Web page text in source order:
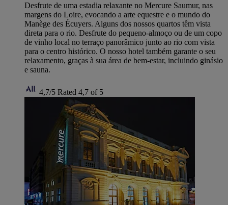
Desfrute de uma estadia relaxante no Mercure Saumur, nas
margens do Loire, evocando a arte equestre e o mundo do
Manège des Écuyers. Alguns dos nossos quartos têm vista
direta para o rio. Desfrute do pequeno-almoço ou de um copo
de vinho local no terraço panorâmico junto ao rio com vista
para o centro histórico. O nosso hotel também garante o seu
relaxamento, graças à sua área de bem-estar, incluindo ginásio
e sauna.
4,7/5 Rated 4,7 of 5